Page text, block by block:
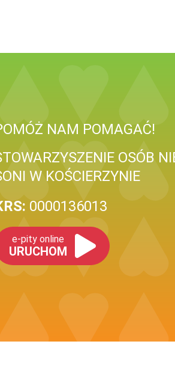
NAM POMAGAĆ!
OSÓB
W KOŚCIERZYNIE
0000136013
e-pity online
URUCHOM